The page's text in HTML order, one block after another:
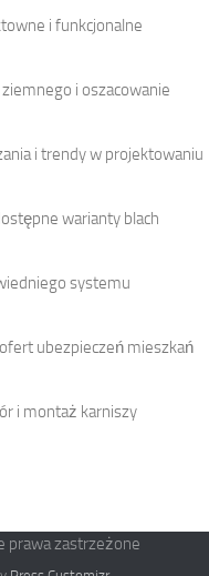
i funkcjonalne
i oszacowanie
i trendy w projektowaniu
warianty blach
systemu
ubezpieczeń mieszkań
i montaż karniszy
prawa zastrzeżone